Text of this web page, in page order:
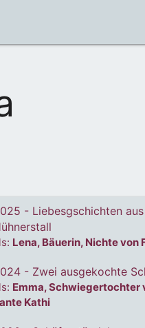
- Liebesgschichten
Lena, Bäuerin, Nichte von
- Zwei ausgekochte
Emma, Schwiegertochter
Kathi